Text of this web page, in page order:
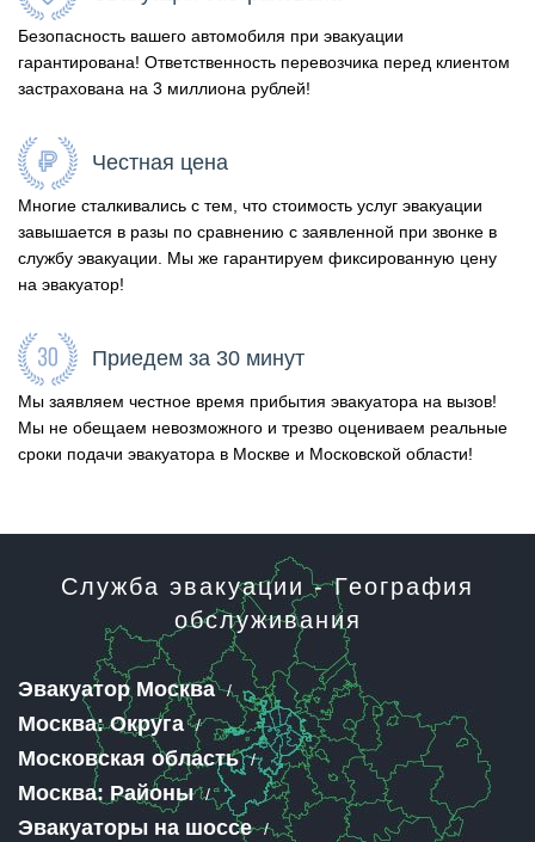
Безопасность вашего автомобиля при эвакуации
гарантирована! Ответственность перевозчика перед клиентом
застрахована на 3 миллиона рублей!
Честная цена
Многие сталкивались с тем, что стоимость услуг эвакуации
завышается в разы по сравнению с заявленной при звонке в
службу эвакуации. Мы же гарантируем фиксированную цену
на эвакуатор!
Приедем за 30 минут
Мы заявляем честное время прибытия эвакуатора на вызов!
Мы не обещаем невозможного и трезво оцениваем реальные
сроки подачи эвакуатора в Москве и Московской области!
Служба эвакуации - География
обслуживания
Эвакуатор Москва
Москва: Округа
Московская область
Москва: Районы
Эвакуаторы на шоссе